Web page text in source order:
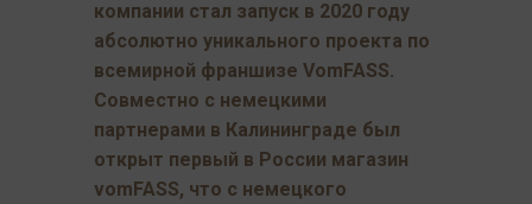
компании стал запуск в 2020 году
абсолютно уникального проекта по
всемирной франшизе VomFASS.
Совместно с немецкими
партнерами в Калининграде был
открыт первый в России магазин
vomFASS, что с немецкого